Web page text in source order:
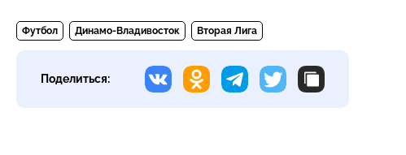
Футбол Динамо-Владивосток Вторая Лига
Поделиться: